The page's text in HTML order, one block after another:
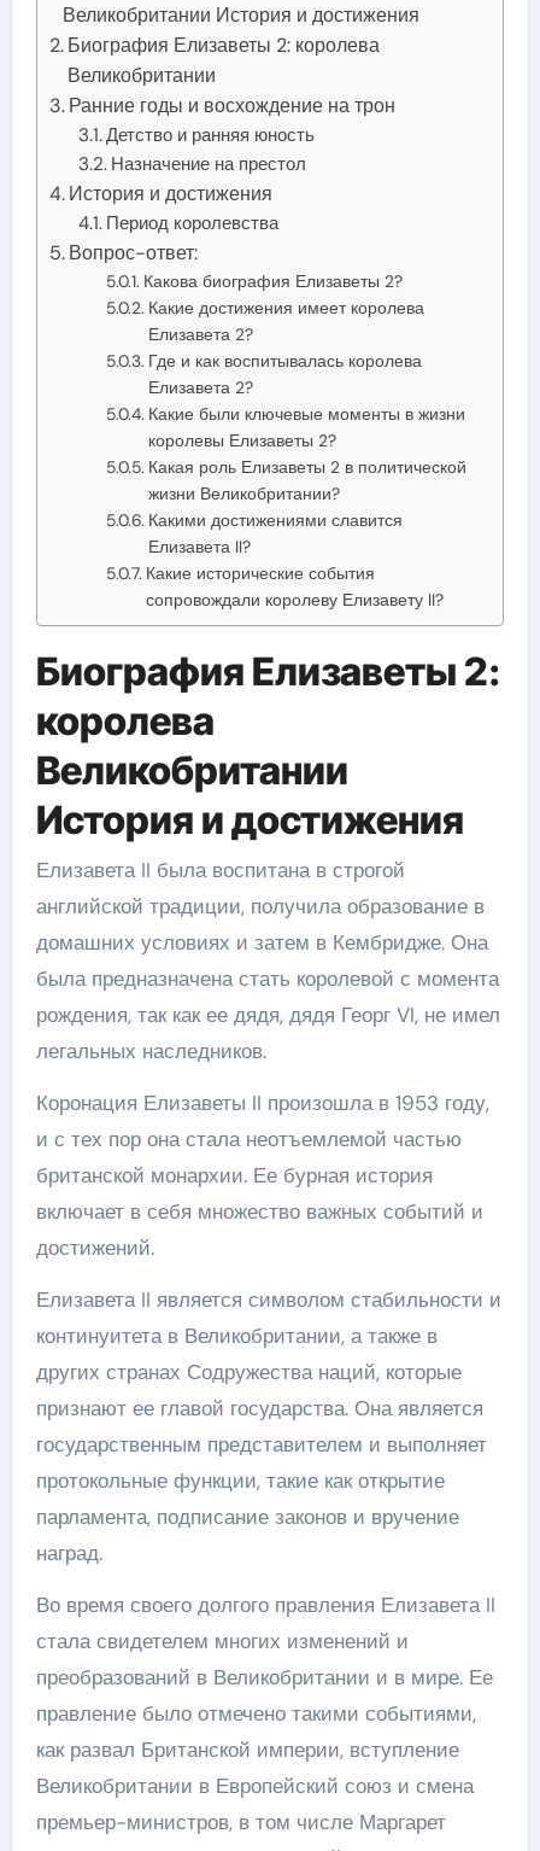
Великобритании История и достижения
Биография Елизаветы 2: королева
Великобритании
Ранние годы и восхождение на трон
Детство и ранняя юность
Назначение на престол
История и достижения
Период королевства
Вопрос-ответ:
Какова биография Елизаветы 2?
Какие достижения имеет королева
Елизавета 2?
Где и как воспитывалась королева
Елизавета 2?
Какие были ключевые моменты в жизни
королевы Елизаветы 2?
Какая роль Елизаветы 2 в политической
жизни Великобритании?
Какими достижениями славится
Елизавета II?
Какие исторические события
сопровождали королеву Елизавету II?
Биография Елизаветы 2:
королева
Великобритании
История и достижения
Елизавета II была воспитана в строгой
английской традиции, получила образование в
домашних условиях и затем в Кембридже. Она
была предназначена стать королевой с момента
рождения, так как ее дядя, дядя Георг VI, не имел
легальных наследников.
Коронация Елизаветы II произошла в 1953 году,
и с тех пор она стала неотъемлемой частью
британской монархии. Ее бурная история
включает в себя множество важных событий и
достижений.
Елизавета II является символом стабильности и
континуитета в Великобритании, а также в
других странах Содружества наций, которые
признают ее главой государства. Она является
государственным представителем и выполняет
протокольные функции, такие как открытие
парламента, подписание законов и вручение
наград.
Во время своего долгого правления Елизавета II
стала свидетелем многих изменений и
преобразований в Великобритании и в мире. Ее
правление было отмечено такими событиями,
как развал Британской империи, вступление
Великобритании в Европейский союз и смена
премьер-министров, в том числе Маргарет